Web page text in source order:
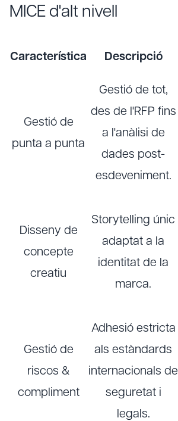
MICE d'alt nivell
Característica Descripció
Gestió de
punta a punta
Gestió de tot,
des de l'RFP fins
a l'anàlisi de
dades post-
esdeveniment.
Disseny de
concepte
creatiu
Storytelling únic
adaptat a la
identitat de la
marca.
Gestió de
riscos &
compliment
Adhesió estricta
als estàndards
internacionals de
seguretat i
legals.